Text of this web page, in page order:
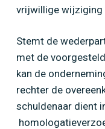
vrijwillige wijziging
Stemt de
met de
kan de
rechter de
schuldenaar dient